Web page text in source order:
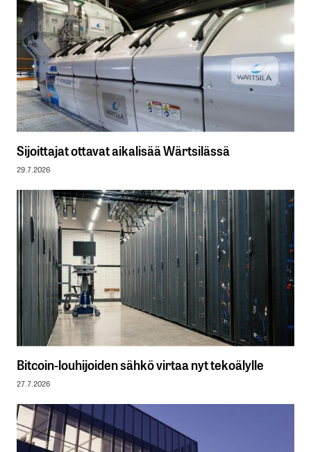
Sijoittajat ottavat aikalisää Wärtsilässä
29.7.2026
Bitcoin-louhijoiden sähkö virtaa nyt tekoälylle
27.7.2026